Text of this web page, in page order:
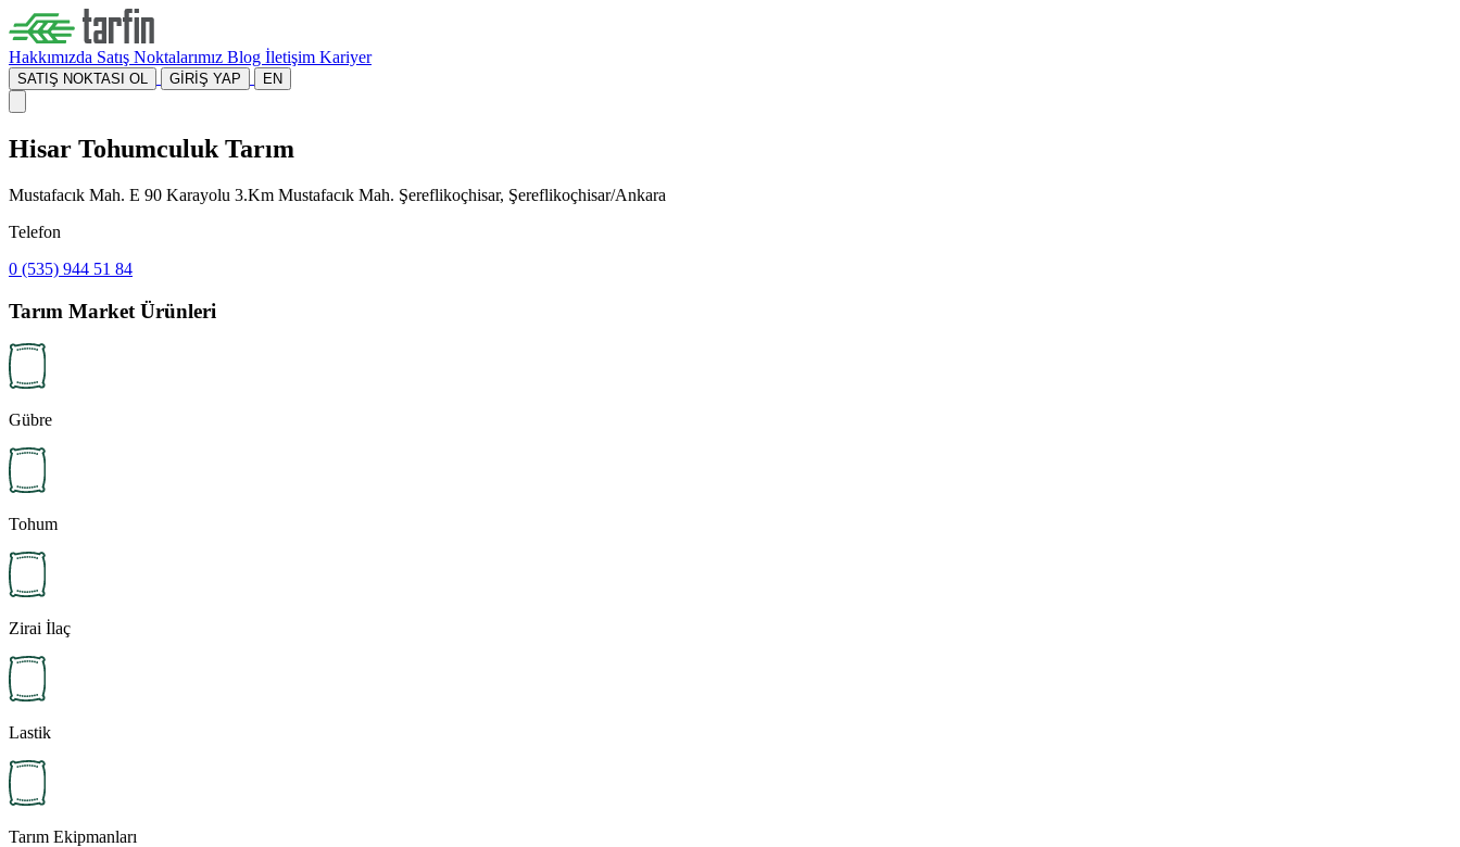
Hakkımızda Satış Noktalarımız Blog İletişim Kariyer
SATIŞ NOKTASI OL GİRİŞ YAP EN
Hisar Tohumculuk Tarım
Mustafacık Mah. E 90 Karayolu 3.Km Mustafacık Mah. Şereflikoçhisar, Şereflikoçhisar/Ankara
Telefon
0 (535) 944 51 84
Tarım Market Ürünleri
Gübre
Tohum
Zirai İlaç
Lastik
Tarım Ekipmanları